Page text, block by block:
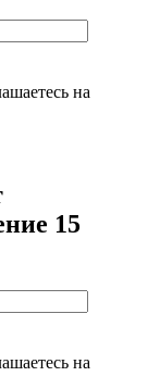
на
15
на